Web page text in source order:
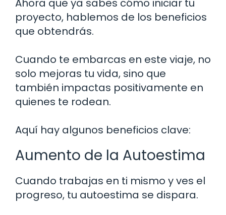
Ahora que ya sabes cómo iniciar tu
proyecto, hablemos de los beneficios
que obtendrás.
Cuando te embarcas en este viaje, no
solo mejoras tu vida, sino que
también impactas positivamente en
quienes te rodean.
Aquí hay algunos beneficios clave:
Aumento de la Autoestima
Cuando trabajas en ti mismo y ves el
progreso, tu autoestima se dispara.